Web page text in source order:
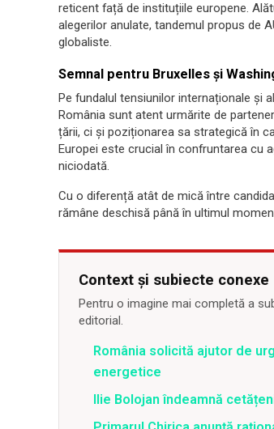
reticent față de instituțiile europene.
alegerilor anulate, tandemul propus de
globaliste.
Semnal pentru Bruxelles și
Pe fundalul tensiunilor internaționale și
România sunt atent urmărite de
țării, ci și poziționarea sa strategică în
Europei este crucial în confruntarea cu
niciodată.
Cu o diferență atât de mică între
rămâne deschisă până în ultimul
Context și subiecte conexe
Pentru o imagine mai completă a
editorial.
România solicită ajutor de
energetice
Ilie Bolojan îndeamnă